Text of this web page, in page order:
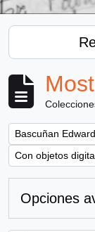
Remove filter:
Bascuñan
Remove filter:
Con objetos
Opciones